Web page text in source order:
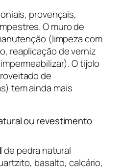
provençais,
O muro de
(limpeza com
reaplicação de verniz
O tijolo
de
tem ainda mais
ou revestimento
de pedra natural
basalto, calcário,